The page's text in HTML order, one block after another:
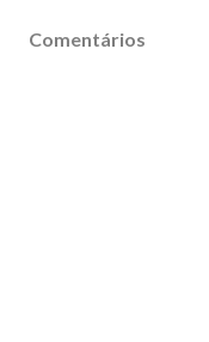
Comentários